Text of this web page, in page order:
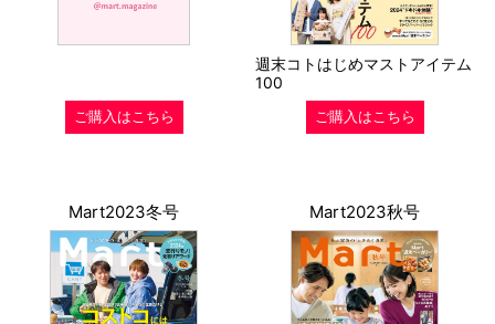
ご購入はこちら
週末コトはじめマストアイテム
100
ご購入はこちら
Mart2023冬号 Mart2023秋号